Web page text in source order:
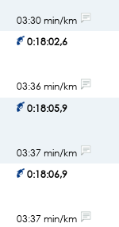
03:30 min/km
0:18:02,6
03:36 min/km
0:18:05,9
03:37 min/km
0:18:06,9
03:37 min/km